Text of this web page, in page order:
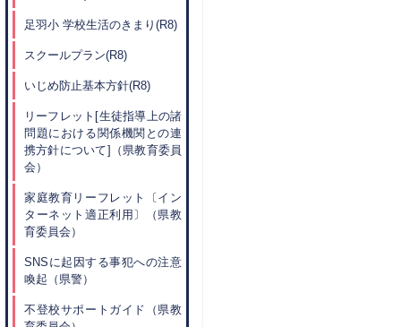
足羽小 学校生活のきまり(R8)
スクールプラン(R8)
いじめ防止基本方針(R8)
リーフレット[生徒指導上の諸
問題における関係機関との連
携方針について]（県教育委員
会）
家庭教育リーフレット〔イン
ターネット適正利用〕（県教
育委員会）
SNSに起因する事犯への注意
喚起（県警）
不登校サポートガイド（県教